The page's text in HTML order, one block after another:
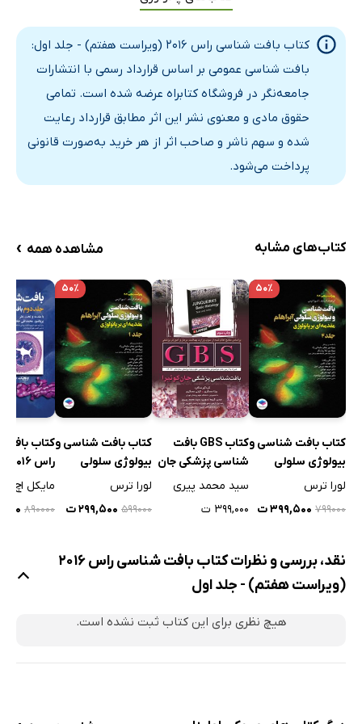
طبقه‌بندی اپی‌تلیوم
قطبیت سلولی
ناحیه‌ی راسی و مشخصات آن
ناحیه جانبی و اختصاصات آن در چسبندگی بین سلولی
ناحیه قاعده‌ای و ویژگی‌های آن در چسبندگی سلول به
ماتریکس خارج سلولی
مرور کلی بافت همبند
بافت همبند جنینی
بافت همبند حقیقی
رشته‌های بافت همبند
ماتریکس خارج سلولی
سلول‌های بافت همبند
7. غضروف
مروری بر غضروف
غضروف هیالن
غضروف الاستیک
غضروف فیبری
ترمیم غضروف شفاف
8. استخوان
مروری بر استخوان
تشکیل استخوان
کتاب بافت شناسی راس 2016 (ویراست هفتم) - جلد اول:
بافت شناسی عمومی بر اساس قرارداد رسمی با انتشارات
جامعه‌نگر در فروشگاه کتابراه عرضه شده است. تمامی
حقوق مادی و معنوی نشر این اثر مطابق قرارداد رعایت
شده و سهم ناشر و صاحب اثر از هر خرید به‌صورت قانونی
پرداخت می‌شود.
کتاب‌های مشابه مشاهده همه ›
۵۰٪
کتاب بافت شناسی و
بیولوژی سلولی
لورا ترس
۷۹۹۰۰۰ ۳۹۹,۵۰۰ ت
کتاب GBS بافت
شناسی پزشکی جان
کوئیرا
سید محمد پیری
۳۹۹,۰۰۰ ت
۵۰٪
کتاب بافت شناسی و
بیولوژی سلولی
لورا ترس
۵۹۹۰۰۰ ۲۹۹,۵۰۰ ت
کتاب
هفتم) -
مایکل اچ
۸۹۰۰۰۰
نقد، بررسی و نظرات کتاب بافت شناسی راس 2016
(ویراست هفتم) - جلد اول
هیچ نظری برای این کتاب ثبت نشده است.